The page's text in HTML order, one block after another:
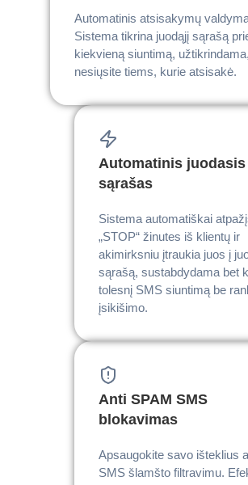
Automatinis atsisakymų
Sistema tikrina juodąjį sąrašą
kiekvieną siuntimą,
nesiųsite tiems, kurie atsisakė.
Automatinis juodasis
sąrašas
Sistema automatiškai
„STOP“ žinutes iš klientų ir
akimirksniu įtraukia juos į
sąrašą, sustabdydama bet
tolesnį SMS siuntimą be
įsikišimo.
Anti SPAM SMS
blokavimas
Apsaugokite savo išteklius
SMS šlamšto filtravimu.